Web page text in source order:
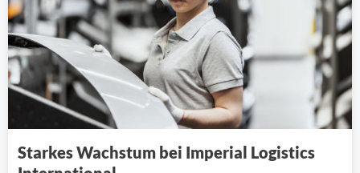
Starkes Wachstum bei Imperial Logistics